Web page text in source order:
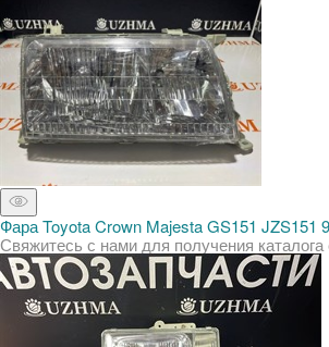
Фара Toyota Crown Majesta GS151 JZS151
Свяжитесь с нами для получения